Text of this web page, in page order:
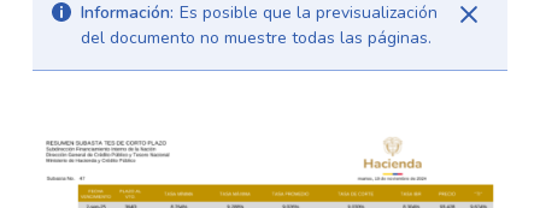
Información: Es posible que la previsualización
del documento no muestre todas las páginas.